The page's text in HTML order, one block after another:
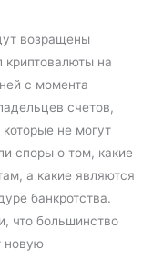
возращены
криптовалюты на
с момента
счетов,
не могут
споры о том, какие
а какие являются
банкротства.
что большинство
новую